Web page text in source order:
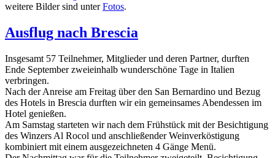
weitere Bilder sind unterFotos.
Ausflug nach Brescia
Insgesamt 57 Teilnehmer, Mitglieder und deren Partner, durften
Ende September zweieinhalb wunderschöne Tage in Italien
verbringen.
Nach der Anreise am Freitag über den San Bernardino und Bezug
des Hotels in Brescia durften wir ein gemeinsames Abendessen im
Hotel genießen.
Am Samstag starteten wir nach dem Frühstück mit der Besichtigung
des Winzers Al Rocol und anschließender Weinverköstigung
kombiniert mit einem ausgezeichneten 4 Gänge Menü.